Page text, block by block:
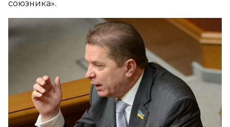
союзника».